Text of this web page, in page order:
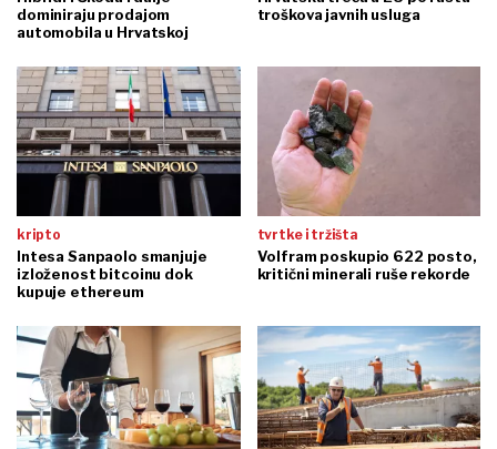
dominiraju prodajom
automobila u Hrvatskoj
troškova javnih usluga
kripto
Intesa Sanpaolo smanjuje
izloženost bitcoinu dok
kupuje ethereum
tvrtke i tržišta
Volfram poskupio 622 posto,
kritični minerali ruše rekorde